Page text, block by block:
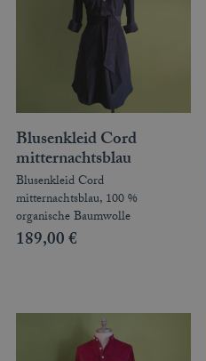
Blusenkleid Cord
mitternachtsblau
Blusenkleid Cord
mitternachtsblau, 100 %
organische Baumwolle
189,00€